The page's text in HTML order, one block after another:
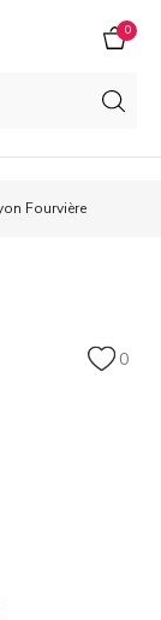
0
Fourvière
0